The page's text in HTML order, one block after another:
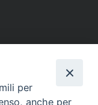
per
anche per